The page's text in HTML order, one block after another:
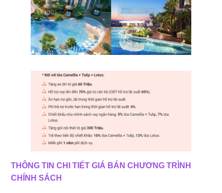
THÔNG TIN CHI TIẾT GIÁ BÁN CHƯƠNG TRÌNH
CHÍNH SÁCH